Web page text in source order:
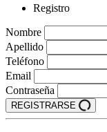
Registro
Nombre
Apellido
Teléfono
Email
Contraseña
REGISTRARSE